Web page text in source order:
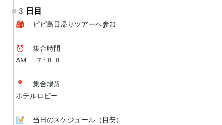
3日目
🎒 ピピ島日帰りツアーへ参加
⏰ 集合時間
AM 7:00
📍 集合場所
ホテルロビー
📝 当日のスケジュール（目安）